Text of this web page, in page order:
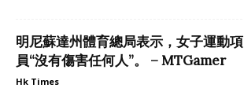
明尼蘇達州體育總局表示，女子運動
員“沒有傷害任何人”。 – MTGamer
Hk Times